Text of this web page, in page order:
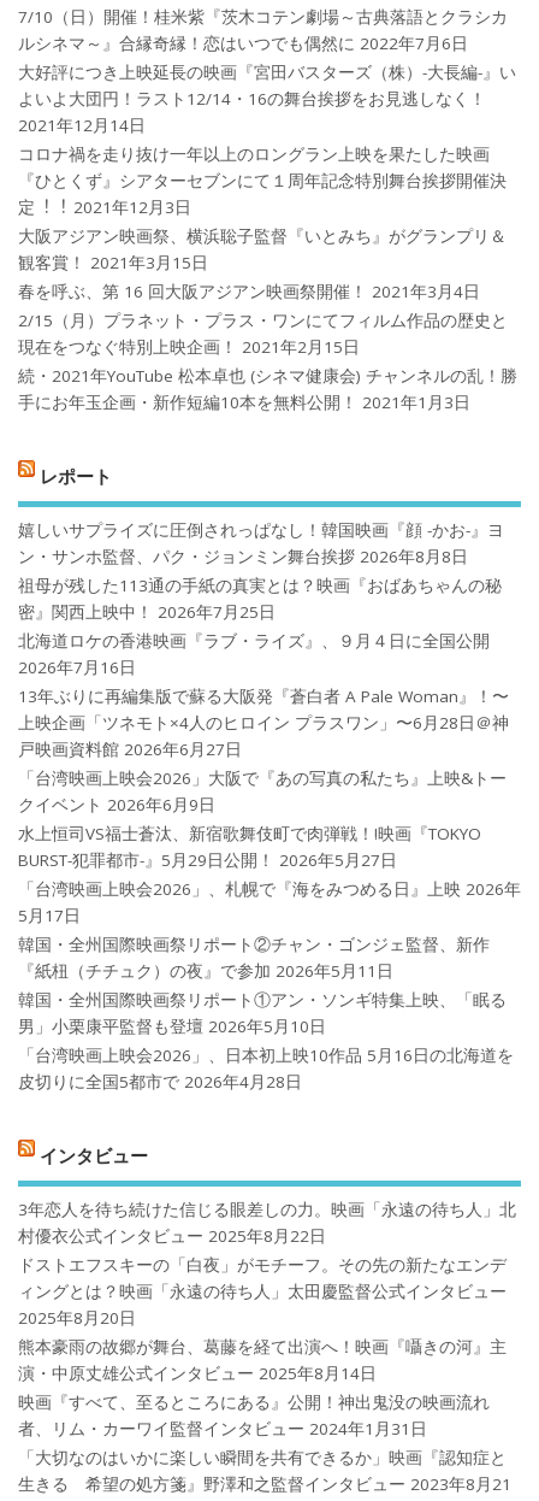
7/10（日）開催！桂米紫『茨木コテン劇場～古典落語とクラシカ
ルシネマ～』合縁奇縁！恋はいつでも偶然に 2022年7月6日
大好評につき上映延長の映画『宮田バスターズ（株）-大長編-』い
よいよ大団円！ラスト12/14・16の舞台挨拶をお見逃しなく！
2021年12月14日
コロナ禍を⾛り抜け⼀年以上のロングラン上映を果たした映画
『ひとくず』シアターセブンにて１周年記念特別舞台挨拶開催決
定︕︕ 2021年12月3日
大阪アジアン映画祭、横浜聡子監督『いとみち』がグランプリ＆
観客賞！
2021年3月15日
春を呼ぶ、第 16 回大阪アジアン映画祭開催！
2021年3月4日
2/15（月）プラネット・プラス・ワンにてフィルム作品の歴史と
現在をつなぐ特別上映企画！
2021年2月15日
続・2021年YouTube 松本卓也 (シネマ健康会) チャンネルの乱！勝
手にお年玉企画・新作短編10本を無料公開！
2021年1月3日
レポート
嬉しいサプライズに圧倒されっぱなし！韓国映画『顔 -かお-』ヨ
ン・サンホ監督、パク・ジョンミン舞台挨拶 2026年8月8日
祖母が残した113通の手紙の真実とは？映画『おばあちゃんの秘
密』関西上映中！
2026年7月25日
北海道ロケの香港映画『ラブ・ライズ』、９月４日に全国公開
2026年7月16日
13年ぶりに再編集版で蘇る大阪発『蒼白者 A Pale Woman』！〜
上映企画「ツネモト×4人のヒロイン プラスワン」〜6月28日＠神
戸映画資料館 2026年6月27日
「台湾映画上映会2026」大阪で『あの写真の私たち』上映&トー
クイベント 2026年6月9日
水上恒司VS福士蒼汰、新宿歌舞伎町で肉弾戦！!映画『TOKYO
BURST-犯罪都市-』5月29日公開！
2026年5月27日
「台湾映画上映会2026」、札幌で『海をみつめる日』上映 2026年
5月17日
韓国・全州国際映画祭リポート②チャン・ゴンジェ監督、新作
『紙杻（チチュク）の夜』で参加 2026年5月11日
韓国・全州国際映画祭リポート①アン・ソンギ特集上映、「眠る
男」小栗康平監督も登壇 2026年5月10日
「台湾映画上映会2026」、日本初上映10作品 5月16日の北海道を
皮切りに全国5都市で 2026年4月28日
インタビュー
3年恋人を待ち続けた信じる眼差しの力。映画「永遠の待ち人」北
村優衣公式インタビュー 2025年8月22日
ドストエフスキーの「白夜」がモチーフ。その先の新たなエンデ
ィングとは？映画「永遠の待ち人」太田慶監督公式インタビュー
2025年8月20日
熊本豪雨の故郷が舞台、葛藤を経て出演へ！映画『囁きの河』主
演・中原丈雄公式インタビュー 2025年8月14日
映画『すべて、至るところにある』公開！神出鬼没の映画流れ
者、リム・カーワイ監督インタビュー 2024年1月31日
「大切なのはいかに楽しい瞬間を共有できるか」映画『認知症と
生きる 希望の処方箋』野澤和之監督インタビュー 2023年8月21